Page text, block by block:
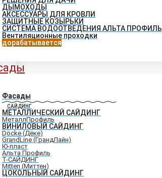
ДЫМОХОДЫ
АКСЕССУАРЫ ДЛЯ КРОВЛИ
ЗАЩИТНЫЕ КОЗЫРЬКИ
СИСТЕМА ВОДООТВЕДЕНИЯ АЛЬТА ПРОФИЛЬ
Вентиляционные проходки
дорабатывается
Фасады
САЙДИНГ
МЕТАЛЛИЧЕСКИЙ САЙДИНГ
МеталлПрофиль
ВИНИЛОВЫЙ САЙДИНГ
Döcke (Дёке)
GrandLine (ГрандЛайн)
Ю-пласт
Альта Профиль
Т-САЙДИНГ
Mitten (Миттен)
ЦОКОЛЬНЫЙ САЙДИНГ